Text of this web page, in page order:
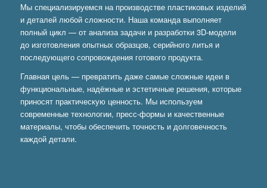
Мы специализируемся на производстве пластиковых изделий
и деталей любой сложности. Наша команда выполняет
полный цикл — от анализа задачи и разработки 3D-модели
до изготовления опытных образцов, серийного литья и
последующего сопровождения готового продукта.
Главная цель — превратить даже самые сложные идеи в
функциональные, надёжные и эстетичные решения, которые
приносят практическую ценность. Мы используем
современные технологии, пресс-формы и качественные
материалы, чтобы обеспечить точность и долговечность
каждой детали.